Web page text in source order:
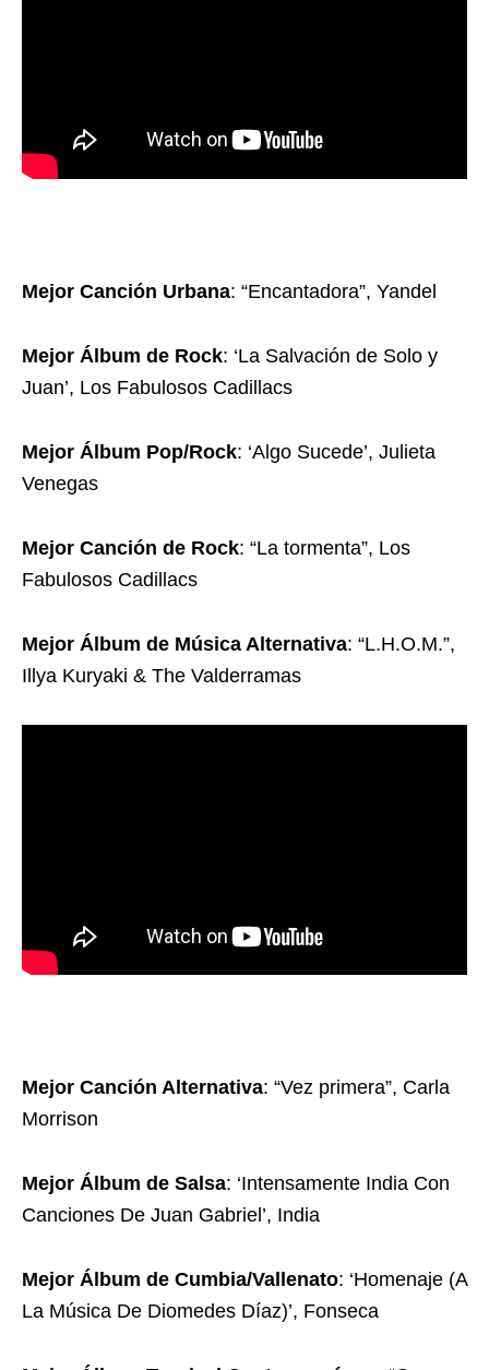
Mejor Canción Urbana: “Encantadora”, Yandel
Mejor Álbum de Rock: ‘La Salvación de Solo y
Juan’, Los Fabulosos Cadillacs
Mejor Álbum Pop/Rock: ‘Algo Sucede’, Julieta
Venegas
Mejor Canción de Rock: “La tormenta”, Los
Fabulosos Cadillacs
Mejor Álbum de Música Alternativa: “L.H.O.M.”,
Illya Kuryaki & The Valderramas
Mejor Canción Alternativa: “Vez primera”, Carla
Morrison
Mejor Álbum de Salsa: ‘Intensamente India Con
Canciones De Juan Gabriel’, India
Mejor Álbum de Cumbia/Vallenato: ‘Homenaje (A
La Música De Diomedes Díaz)’, Fonseca